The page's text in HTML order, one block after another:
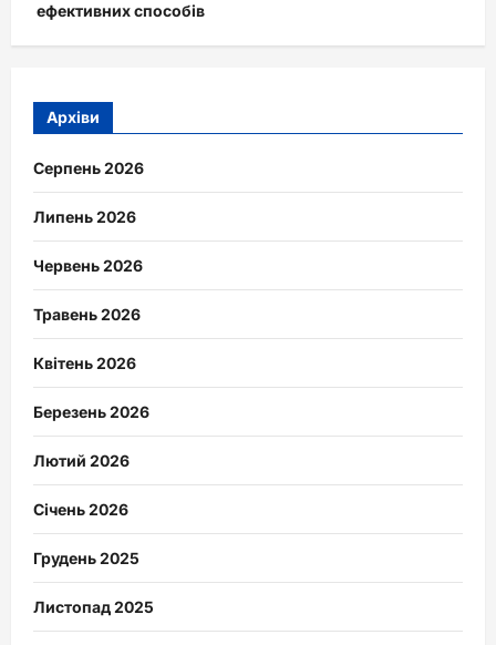
ефективних способів
Архіви
Серпень 2026
Липень 2026
Червень 2026
Травень 2026
Квітень 2026
Березень 2026
Лютий 2026
Січень 2026
Грудень 2025
Листопад 2025